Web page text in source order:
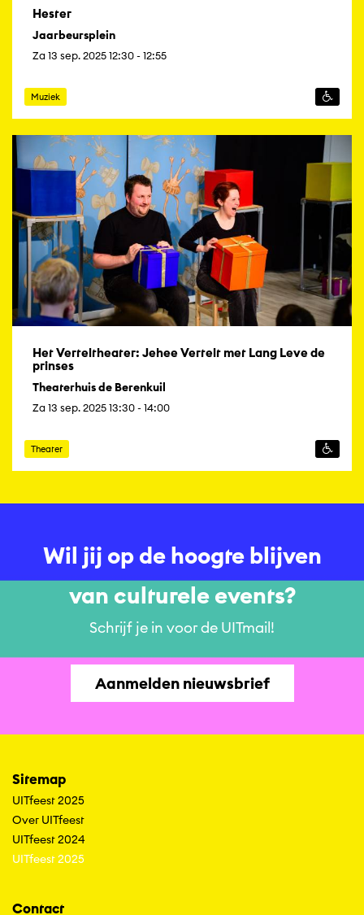
Hester
Jaarbeursplein
Za 13 sep. 2025 12:30 - 12:55
Muziek
Het Verteltheater: Jehee Vertelt met Lang Leve de
prinses
Theaterhuis de Berenkuil
Za 13 sep. 2025 13:30 - 14:00
Theater
Wil jij op de hoogte blijven
van culturele events?
Schrijf je in voor de UITmail!
Aanmelden nieuwsbrief
Sitemap
UITfeest 2025
Over UITfeest
UITfeest 2024
UITfeest 2025
Contact